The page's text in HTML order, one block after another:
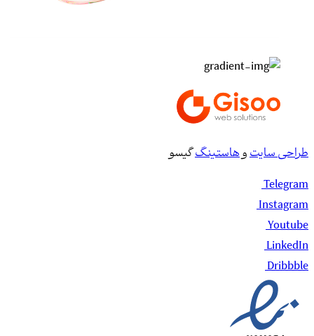
طراحی سایتوهاستینگگیسو
Telegram
Instagram
Youtube
LinkedIn
Dribbble